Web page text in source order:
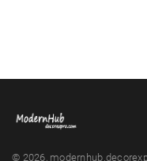
© 2026,